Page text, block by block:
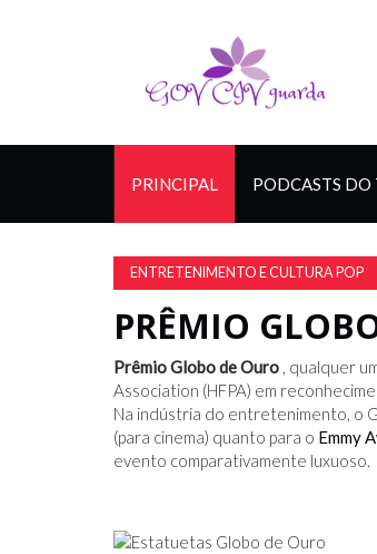
PRINCIPAL PODCASTS
ENTRETENIMENTO E CULTURA POP
PRÊMIO
Prêmio Globo de Ouro , qualquer
Association (HFPA) em
Na indústria do entretenimento, o
(para cinema) quanto para o Emmy
evento comparativamente luxuoso.